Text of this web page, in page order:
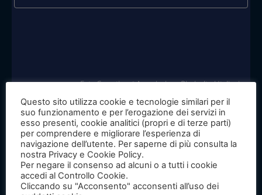
Foto Copertina @Associazione Piscicoltori Italiani
Facebook Twitter
Popular
Questo sito utilizza cookie e tecnologie similari per il
suo funzionamento e per l’erogazione dei servizi in
esso presenti, cookie analitici (propri e di terze parti)
per comprendere e migliorare l’esperienza di
navigazione dell’utente. Per saperne di più consulta la
nostra Privacy e Cookie Policy.
Per negare il consenso ad alcuni o a tutti i cookie
accedi al Controllo Cookie.
Cliccando su "Acconsento" acconsenti all’uso dei